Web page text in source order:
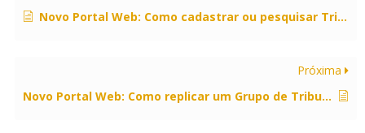
Novo Portal Web: Como cadastrar ou pesquisar Tributação por Tipo de Movimento?
Próxima
Novo Portal Web: Como replicar um Grupo de Tributação no Portal Web CIGAM?